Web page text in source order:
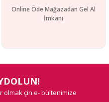
Online Öde Mağazadan Gel Al
İmkanı
çin e- bültenimize